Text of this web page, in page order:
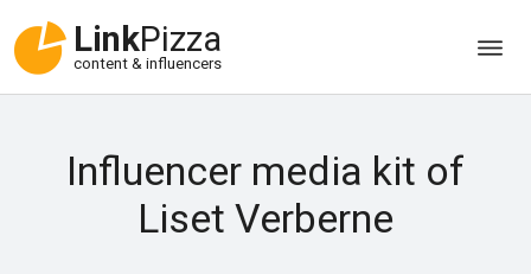
LinkPizza
content & influencers
Influencer media kit of
Liset Verberne